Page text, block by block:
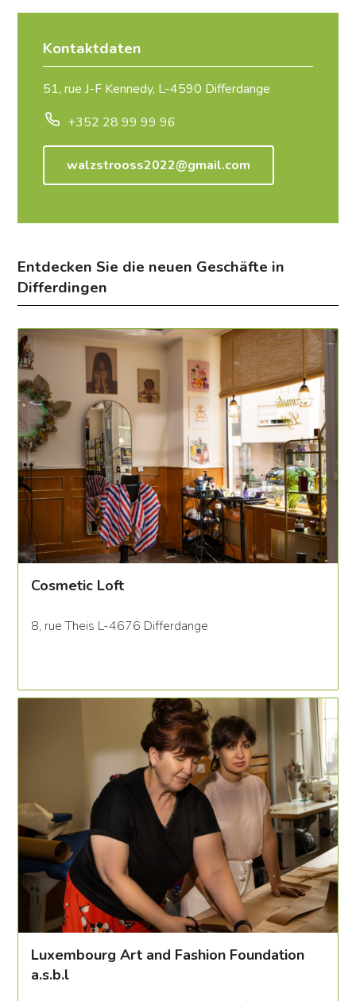
Kontaktdaten
51, rue J-F Kennedy, L-4590 Differdange
+352 28 99 99 96
walzstrooss2022@gmail.com
Entdecken Sie die neuen Geschäfte in
Differdingen
Cosmetic Loft
8, rue Theis L-4676 Differdange
Luxembourg Art and Fashion Foundation
a.s.b.l